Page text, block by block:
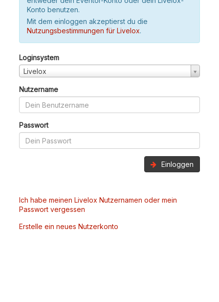
Konto benutzen.
Mit dem einloggen akzeptierst du die
Nutzungsbestimmungen für Livelox.
Loginsystem
Livelox
Nutzername
Passwort
Einloggen
Ich habe meinen Livelox Nutzernamen oder mein
Passwort vergessen
Erstelle ein neues Nutzerkonto